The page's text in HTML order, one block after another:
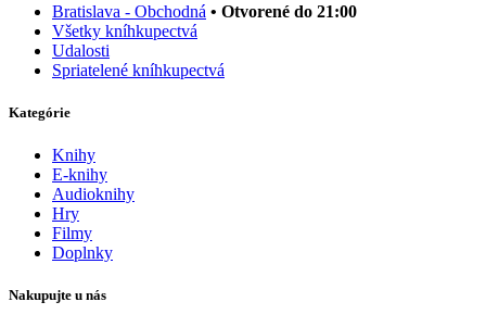
Bratislava - Obchodná • Otvorené do 21:00
Všetky kníhkupectvá
Udalosti
Spriatelené kníhkupectvá
Kategórie
Knihy
E-knihy
Audioknihy
Hry
Filmy
Doplnky
Nakupujte u nás